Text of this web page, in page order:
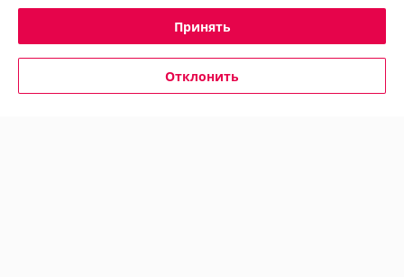
График работы
Политика обработки cookies
Принять
Отклонить